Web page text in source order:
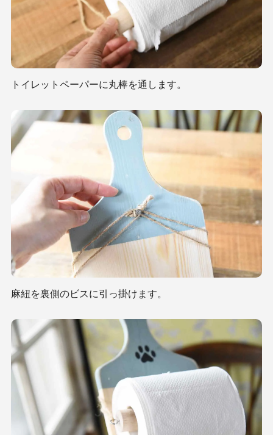
トイレットペーパーに丸棒を通します。
麻紐を裏側のビスに引っ掛けます。